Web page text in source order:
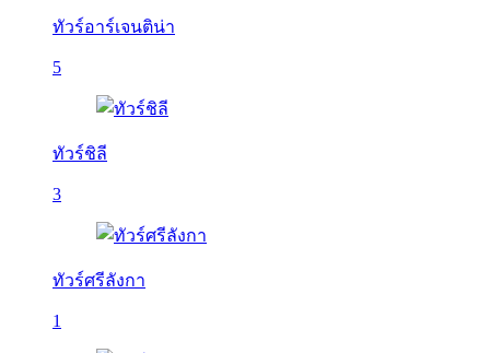
ทัวร์อาร์เจนติน่า
5
ทัวร์ชิลี
3
ทัวร์ศรีลังกา
1